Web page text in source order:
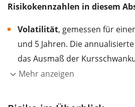
Risikokennzahlen in diesem
Volatilität, gemessen für
und 5 Jahren. Die
das Ausmaß der
eines Jahres wider.
Aktie, des ETF, usw.) in der
Mehr anzeigen